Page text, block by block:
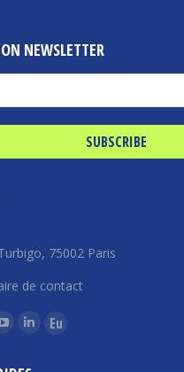
NEWSLETTER
75002 Paris
de contact
YouTube
LinkedinEuroquity